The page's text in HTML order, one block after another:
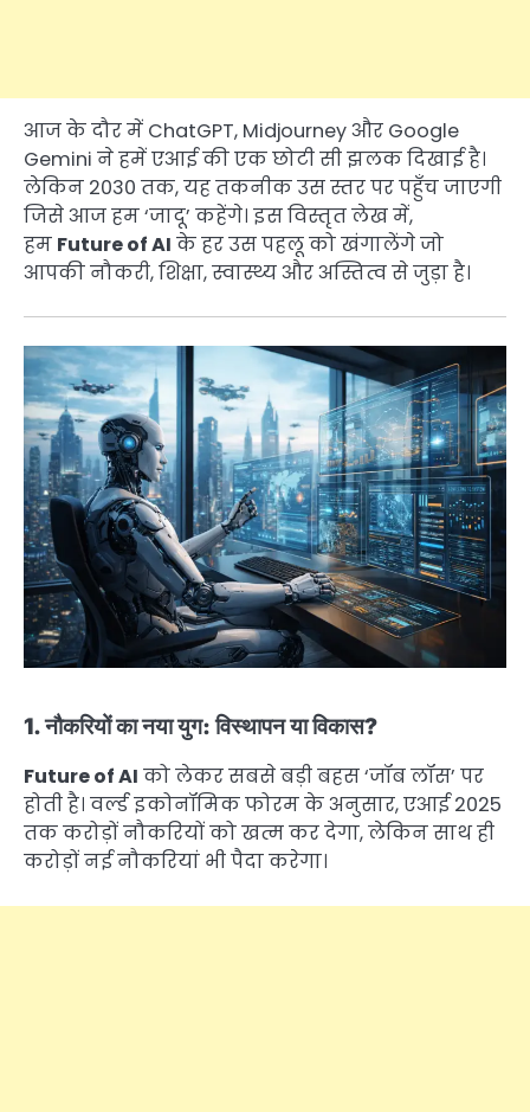
आज के दौर में ChatGPT, Midjourney और Google
Gemini ने हमें एआई की एक छोटी सी झलक दिखाई है।
लेकिन 2030 तक, यह तकनीक उस स्तर पर पहुँच जाएगी
जिसे आज हम ‘जादू’ कहेंगे। इस विस्तृत लेख में,
हम Future of AI के हर उस पहलू को खंगालेंगे जो
आपकी नौकरी, शिक्षा, स्वास्थ्य और अस्तित्व से जुड़ा है।
1. नौकरियों का नया युग: विस्थापन या विकास?
Future of AI को लेकर सबसे बड़ी बहस ‘जॉब लॉस’ पर
होती है। वर्ल्ड इकोनॉमिक फोरम के अनुसार, एआई 2025
तक करोड़ों नौकरियों को खत्म कर देगा, लेकिन साथ ही
करोड़ों नई नौकरियां भी पैदा करेगा।